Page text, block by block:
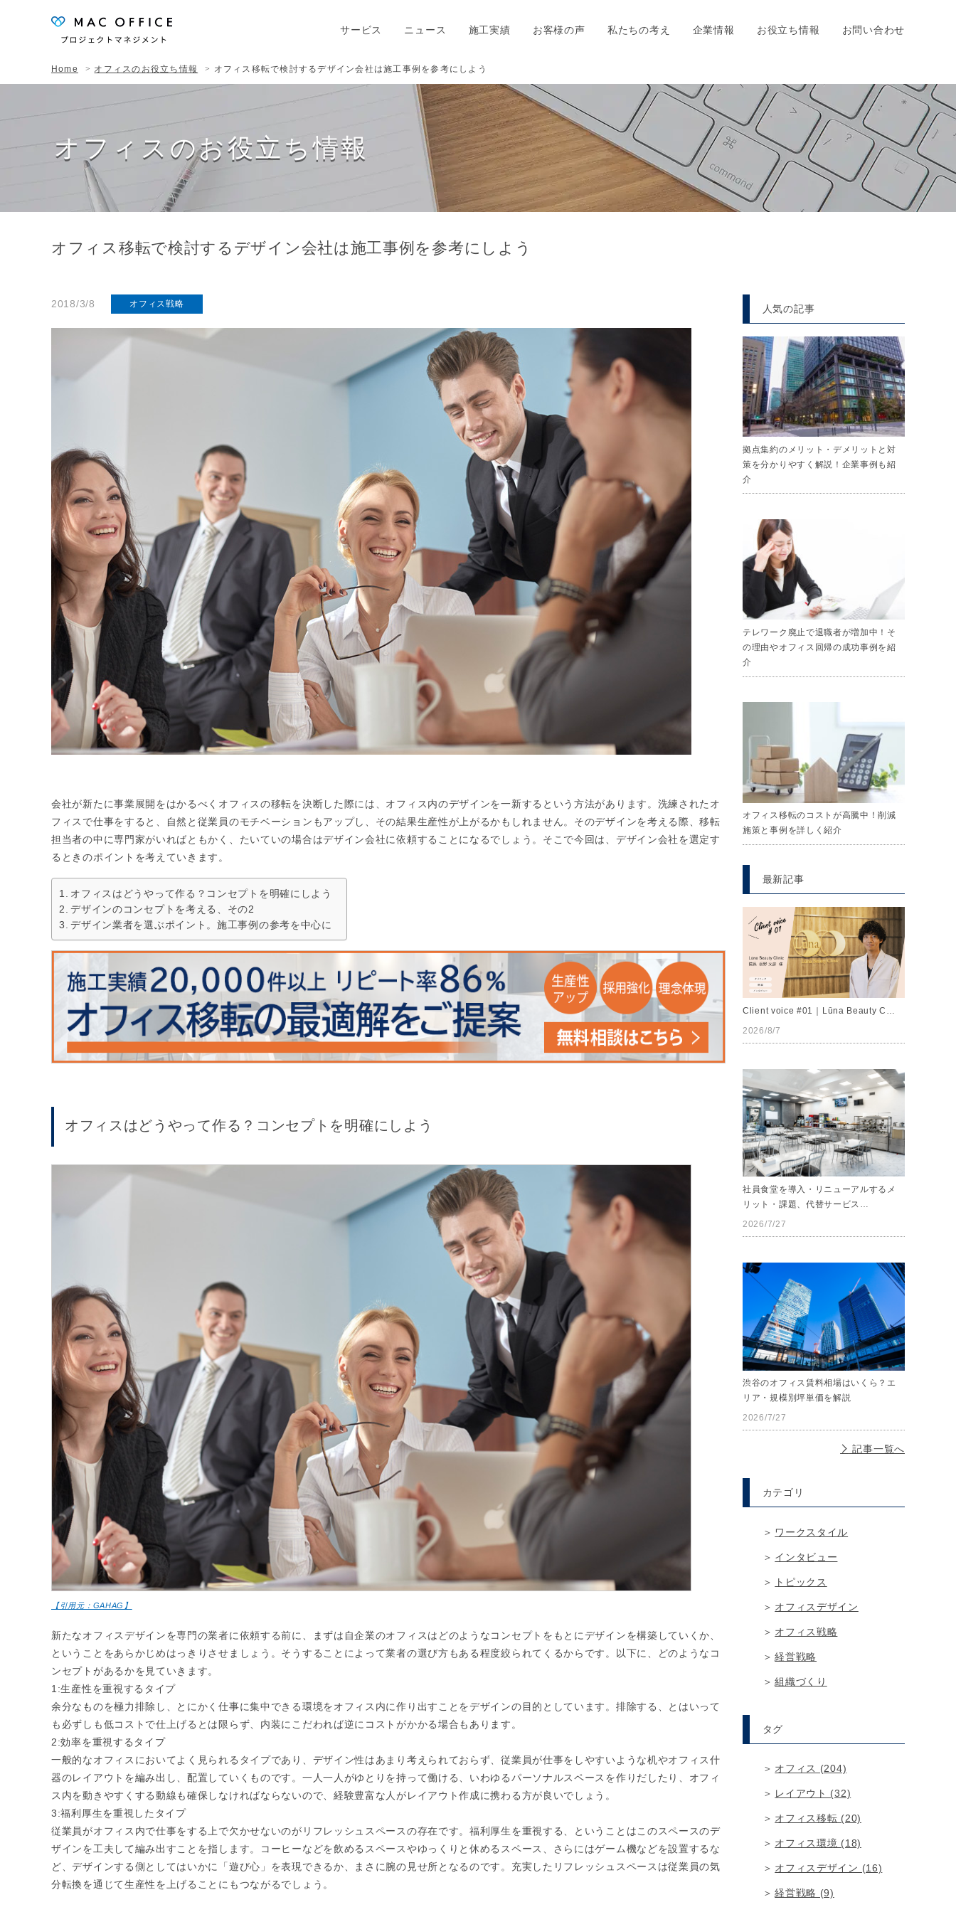
サービス ニュース 施工実績 お客様の声 私たちの考え 企業情報 お役立ち情報 お問い合わせ
Home オフィスのお役立ち情報 オフィス移転で検討するデザイン会社は施工事例を参考にしよう
オフィスのお役立ち情報
オフィス移転で検討するデザイン会社は施工事例を参考にしよう
2018/3/8 オフィス戦略
会社が新たに事業展開をはかるべくオフィスの移転を決断した際には、オフィス内のデザインを一新するという方法があります。洗練されたオ
フィスで仕事をすると、自然と従業員のモチベーションもアップし、その結果生産性が上がるかもしれません。そのデザインを考える際、移転
担当者の中に専門家がいればともかく、たいていの場合はデザイン会社に依頼することになるでしょう。そこで今回は、デザイン会社を選定す
るときのポイントを考えていきます。
オフィスはどうやって作る？コンセプトを明確にしよう
デザインのコンセプトを考える、その2
デザイン業者を選ぶポイント。施工事例の参考を中心に
オフィスはどうやって作る？コンセプトを明確にしよう
【引用元：GAHAG】
新たなオフィスデザインを専門の業者に依頼する前に、まずは自企業のオフィスはどのようなコンセプトをもとにデザインを構築していくか、
ということをあらかじめはっきりさせましょう。そうすることによって業者の選び方もある程度絞られてくるからです。以下に、どのようなコ
ンセプトがあるかを見ていきます。
1:生産性を重視するタイプ
余分なものを極力排除し、とにかく仕事に集中できる環境をオフィス内に作り出すことをデザインの目的としています。排除する、とはいって
も必ずしも低コストで仕上げるとは限らず、内装にこだわれば逆にコストがかかる場合もあります。
2:効率を重視するタイプ
一般的なオフィスにおいてよく見られるタイプであり、デザイン性はあまり考えられておらず、従業員が仕事をしやすいような机やオフィス什
器のレイアウトを編み出し、配置していくものです。一人一人がゆとりを持って働ける、いわゆるパーソナルスペースを作りだしたり、オフィ
ス内を動きやすくする動線も確保しなければならないので、経験豊富な人がレイアウト作成に携わる方が良いでしょう。
3:福利厚生を重視したタイプ
従業員がオフィス内で仕事をする上で欠かせないのがリフレッシュスペースの存在です。福利厚生を重視する、ということはこのスペースのデ
ザインを工夫して編み出すことを指します。コーヒーなどを飲めるスペースやゆっくりと休めるスペース、さらにはゲーム機などを設置するな
ど、デザインする側としてはいかに「遊び心」を表現できるか、まさに腕の見せ所となるのです。充実したリフレッシュスペースは従業員の気
分転換を通じて生産性を上げることにもつながるでしょう。
人気の記事
拠点集約のメリット・デメリットと対
策を分かりやすく解説！企業事例も紹
介
テレワーク廃止で退職者が増加中！そ
の理由やオフィス回帰の成功事例を紹
介
オフィス移転のコストが高騰中！削減
施策と事例を詳しく紹介
最新記事
Client voice #01｜Lūna Beauty C…
2026/8/7
社員食堂を導入・リニューアルするメ
リット・課題、代替サービス…
2026/7/27
渋谷のオフィス賃料相場はいくら？エ
リア・規模別坪単価を解説
2026/7/27
記事一覧へ
カテゴリ
ワークスタイル
インタビュー
トピックス
オフィスデザイン
オフィス戦略
経営戦略
組織づくり
タグ
オフィス (204)
レイアウト (32)
オフィス移転 (20)
オフィス環境 (18)
オフィスデザイン (16)
経営戦略 (9)